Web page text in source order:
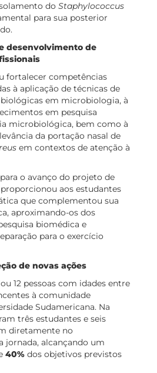
do Staphylococcus
para sua posterior
desenvolvimento de
fortalecer competências
à aplicação de técnicas de
em microbiologia, à
em pesquisa
microbiológica, bem como à
da portação nasal de
em contextos de atenção à
o avanço do projeto de
aos estudantes
que complementou sua
aproximando-os dos
biomédica e
para o exercício
de novas ações
12 pessoas com idades entre
à comunidade
Sudamericana. Na
três estudantes e seis
diretamente no
jornada, alcançando um
40%dos objetivos previstos